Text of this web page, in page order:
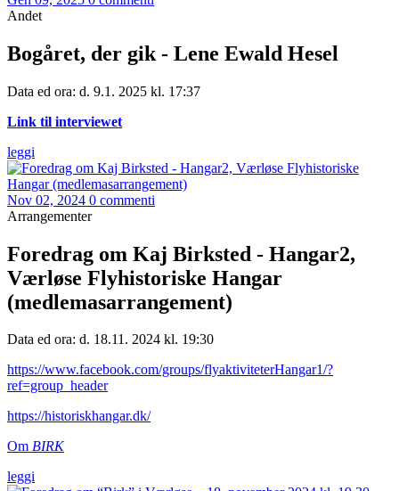
Andet
Bogåret, der gik - Lene Ewald Hesel
Data ed ora: d. 9.1. 2025 kl. 17:37
Link til interviewet
leggi
Nov 02, 2024 0 commenti
Arrangementer
Foredrag om Kaj Birksted - Hangar2,
Værløse Flyhistoriske Hangar
(medlemasarrangement)
Data ed ora: d. 18.11. 2024 kl. 19:30
https://www.facebook.com/groups/flyaktiviteterHangar1/?
ref=group_header
https://historiskhangar.dk/
Om BIRK
leggi